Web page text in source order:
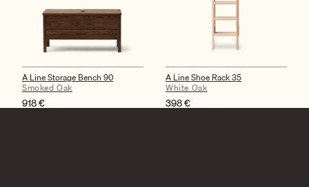
A Line Storage Bench 90
Smoked Oak
918€
A Line Shoe Rack 35
White Oak
398€